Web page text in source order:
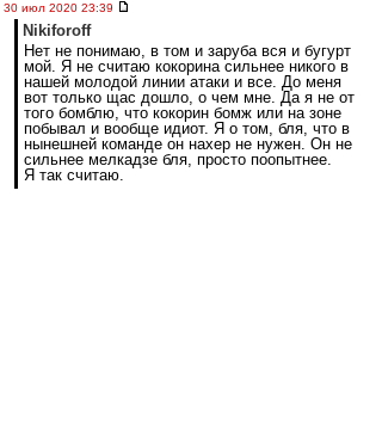
30 июл 2020 23:39
Nikiforoff
Нет не понимаю, в том и заруба вся и бугурт
мой. Я не считаю кокорина сильнее никого в
нашей молодой линии атаки и все. До меня
вот только щас дошло, о чем мне. Да я не от
того бомблю, что кокорин бомж или на зоне
побывал и вообще идиот. Я о том, бля, что в
нынешней команде он нахер не нужен. Он не
сильнее мелкадзе бля, просто поопытнее.
Я так считаю.